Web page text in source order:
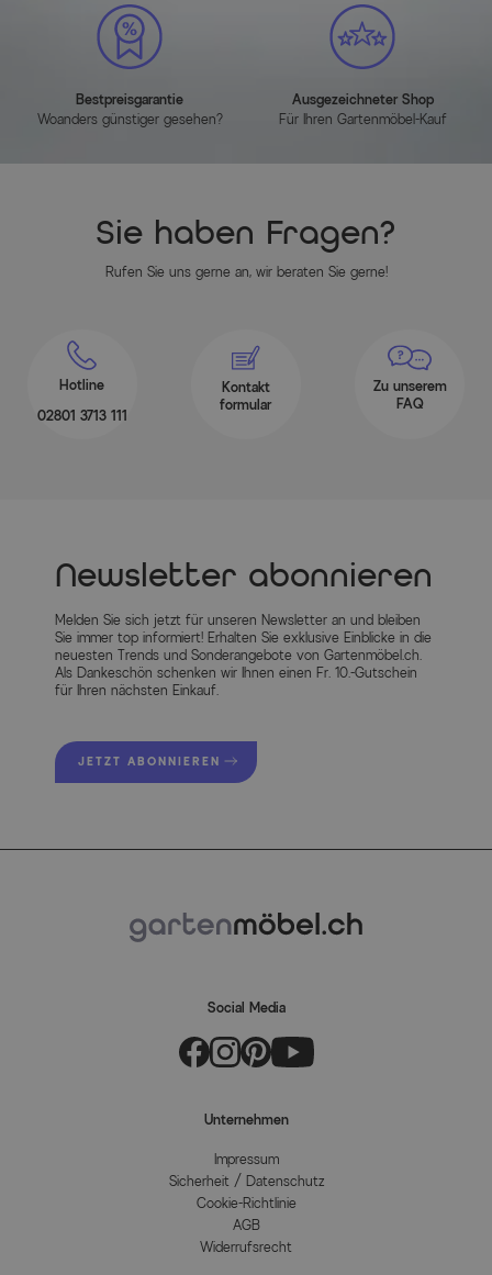
Bestpreisgarantie
Woanders günstiger gesehen?
Ausgezeichneter Shop
Für Ihren Gartenmöbel-Kauf
Sie haben Fragen?
Rufen Sie uns gerne an, wir beraten Sie gerne!
Hotline
02801 3713 111
Kontakt
formular
Zu unserem
FAQ
Newsletter abonnieren
Melden Sie sich jetzt für unseren Newsletter an und bleiben
Sie immer top informiert! Erhalten Sie exklusive Einblicke in die
neuesten Trends und Sonderangebote von Gartenmöbel.ch.
Als Dankeschön schenken wir Ihnen einen Fr. 10.-Gutschein
für Ihren nächsten Einkauf.
JETZT ABONNIEREN
Social Media
Unternehmen
Impressum
Sicherheit / Datenschutz
Cookie-Richtlinie
AGB
Widerrufsrecht